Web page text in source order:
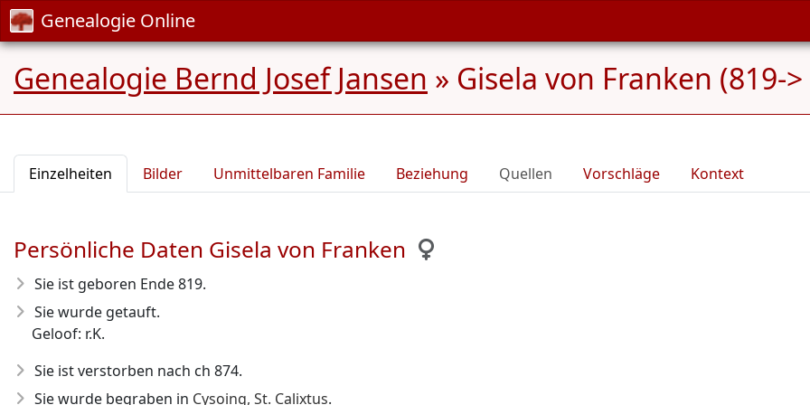
Genealogie Online
Genealogie Bernd Josef Jansen » Gisela von Franken (819-
Einzelheiten Bilder Unmittelbaren Familie Beziehung Quellen Vorschläge Kontext
Persönliche Daten Gisela von Franken
Sie ist geboren Ende 819.
Sie wurde getauft.
Geloof: r.K.
Sie ist verstorben nach ch 874.
Sie wurde begraben in Cysoing, St. Calixtus.